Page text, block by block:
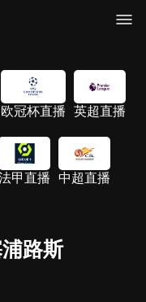
欧冠杯直播 英超直播
甲直播 中超直播
路斯